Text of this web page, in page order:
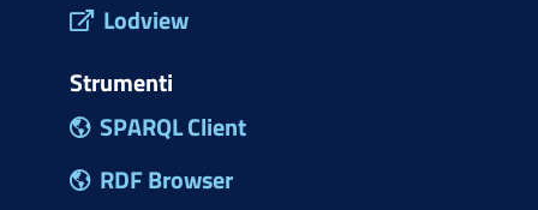
Lodview
Strumenti
SPARQL Client
RDF Browser